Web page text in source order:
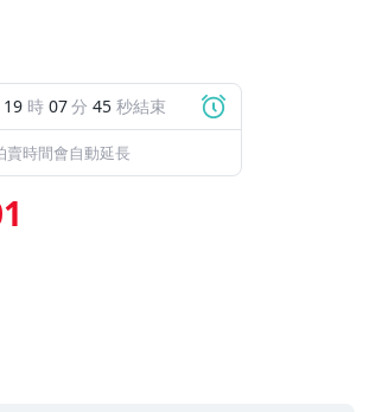
19 時 07分 44 秒結束
賣時間會自動延長